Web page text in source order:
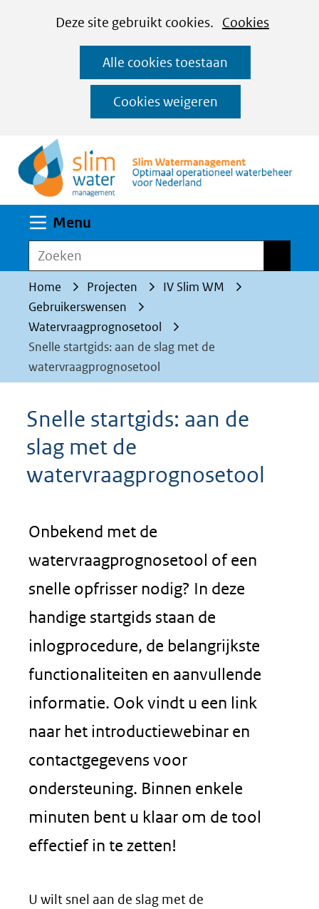
CookiesDeze site gebruikt cookies. Cookies
op
deze
website
worden
toegestaan
of
geweigerd.
Alle cookies toestaan
Cookies weigeren
Ga
naar
de
inhoud
Menu
Zoeken
Home Projecten
IV Slim WM
Gebruikerswensen
Watervraagprognosetool
Snelle startgids: aan de slag met de
watervraagprognosetool
Snelle startgids: aan de
slag met de
watervraagprognosetool
Onbekend met de
watervraagprognosetool of een
snelle opfrisser nodig? In deze
handige startgids staan de
inlogprocedure, de belangrijkste
functionaliteiten en aanvullende
informatie. Ook vindt u een link
naar het introductiewebinar en
contactgegevens voor
ondersteuning. Binnen enkele
minuten bent u klaar om de tool
effectief in te zetten!
U wilt snel aan de slag met de